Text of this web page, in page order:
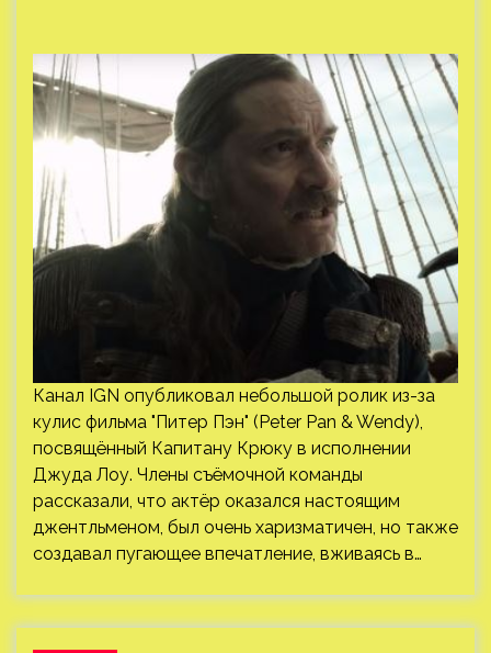
Канал IGN опубликовал небольшой ролик из-за
кулис фильма "Питер Пэн" (Peter Pan & Wendy),
посвящённый Капитану Крюку в исполнении
Джуда Лоу. Члены съёмочной команды
рассказали, что актёр оказался настоящим
джентльменом, был очень харизматичен, но также
создавал пугающее впечатление, вживаясь в…